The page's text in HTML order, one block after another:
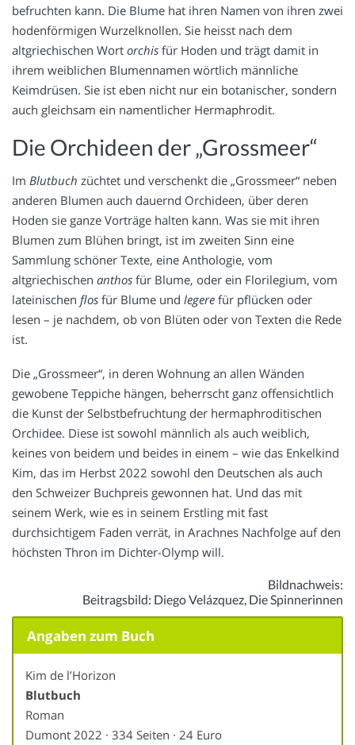
befruchten kann. Die Blume hat ihren Namen von ihren zwei
hodenförmigen Wurzelknollen. Sie heisst nach dem
altgriechischen Wort orchis für Hoden und trägt damit in
ihrem weiblichen Blumennamen wörtlich männliche
Keimdrüsen. Sie ist eben nicht nur ein botanischer, sondern
auch gleichsam ein namentlicher Hermaphrodit.
Die Orchideen der „Grossmeer“
Im Blutbuch züchtet und verschenkt die „Grossmeer“ neben
anderen Blumen auch dauernd Orchideen, über deren
Hoden sie ganze Vorträge halten kann. Was sie mit ihren
Blumen zum Blühen bringt, ist im zweiten Sinn eine
Sammlung schöner Texte, eine Anthologie, vom
altgriechischen anthos für Blume, oder ein Florilegium, vom
lateinischen flos für Blume und legere für pflücken oder
lesen – je nachdem, ob von Blüten oder von Texten die Rede
ist.
Die „Grossmeer“, in deren Wohnung an allen Wänden
gewobene Teppiche hängen, beherrscht ganz offensichtlich
die Kunst der Selbstbefruchtung der hermaphroditischen
Orchidee. Diese ist sowohl männlich als auch weiblich,
keines von beidem und beides in einem – wie das Enkelkind
Kim, das im Herbst 2022 sowohl den Deutschen als auch
den Schweizer Buchpreis gewonnen hat. Und das mit
seinem Werk, wie es in seinem Erstling mit fast
durchsichtigem Faden verrät, in Arachnes Nachfolge auf den
höchsten Thron im Dichter-Olymp will.
Bildnachweis:
Beitragsbild: Diego Velázquez, Die Spinnerinnen
Angaben zum Buch
Kim de l’Horizon
Blutbuch
Roman
Dumont 2022 · 334 Seiten · 24 Euro